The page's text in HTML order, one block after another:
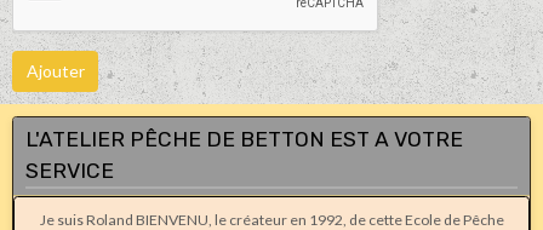
Ajouter
L'ATELIER PÊCHE DE BETTON EST A VOTRE
SERVICE
Je suis Roland BIENVENU, le créateur en 1992, de cette Ecole de Pêche